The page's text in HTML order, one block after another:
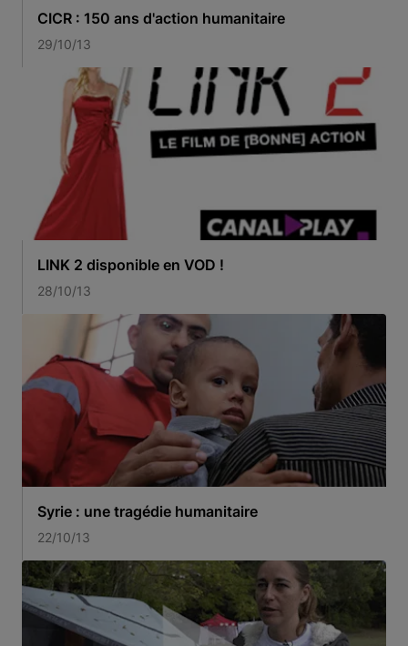
CICR : 150 ans d'action humanitaire
29/10/13
LINK 2 disponible en VOD !
28/10/13
Syrie : une tragédie humanitaire
22/10/13